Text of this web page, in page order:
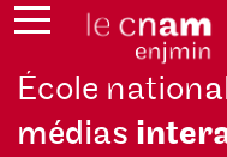
École nation
médias